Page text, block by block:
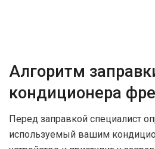
Алгоритм
кондиционера
Перед заправкой специалист
используемый вашим